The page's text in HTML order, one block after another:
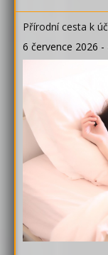
Přírodní cesta k
6 července 2026 -